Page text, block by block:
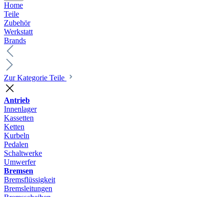
Home
Teile
Zubehör
Werkstatt
Brands
Zur Kategorie Teile
Antrieb
Innenlager
Kassetten
Ketten
Kurbeln
Pedalen
Schaltwerke
Umwerfer
Bremsen
Bremsflüssigkeit
Bremsleitungen